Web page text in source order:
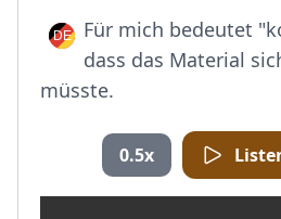
Für mich bedeutet
dass das Material
müsste.
0.5x